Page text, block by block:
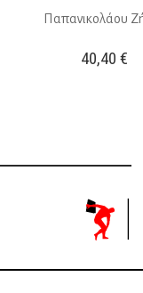
Παπανικολάου
40,40€